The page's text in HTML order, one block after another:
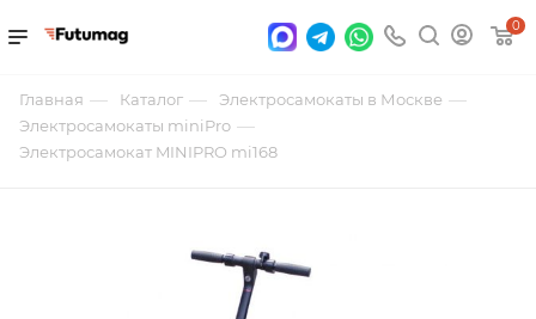
0
Главная — Каталог — Электросамокаты в Москве —
Электросамокаты miniPro —
Электросамокат MINIPRO mi168